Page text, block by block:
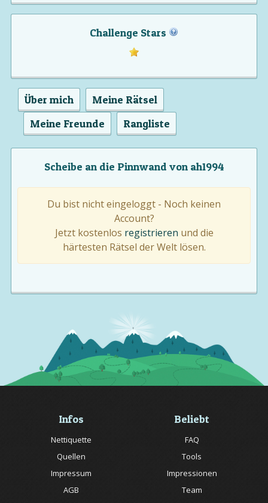
Challenge Stars
Über mich
Meine Rätsel
Meine Freunde
Rangliste
Scheibe an die Pinnwand von ah1994
Du bist nicht eingeloggt - Noch keinen
Account?
Jetzt kostenlos registrieren und die
härtesten Rätsel der Welt lösen.
Infos
Nettiquette
Quellen
Impressum
AGB
Beliebt
FAQ
Tools
Impressionen
Team